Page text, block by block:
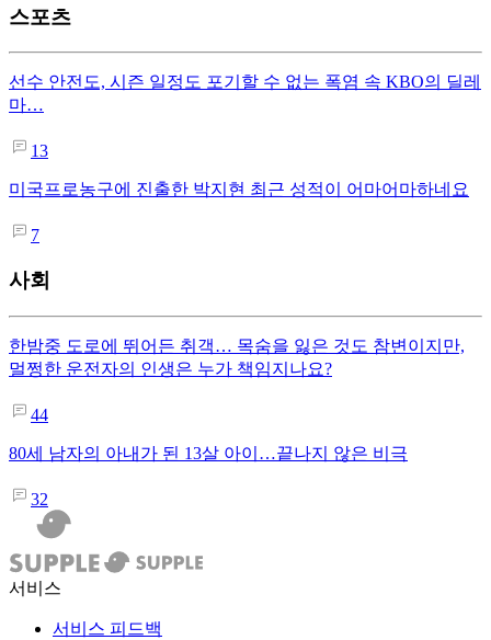
스포츠
선수 안전도, 시즌 일정도 포기할 수 없는 폭염 속 KBO의 딜레
마…
13
미국프로농구에 진출한 박지현 최근 성적이 어마어마하네요
7
사회
한밤중 도로에 뛰어든 취객… 목숨을 잃은 것도 참변이지만,
멀쩡한 운전자의 인생은 누가 책임지나요?
44
80세 남자의 아내가 된 13살 아이…끝나지 않은 비극
32
서비스
서비스 피드백